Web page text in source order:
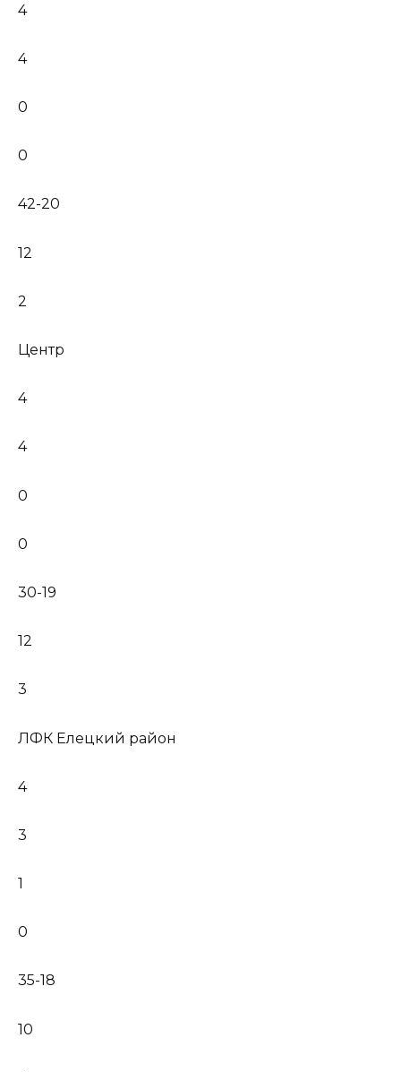
4
4
0
0
42-20
12
2
Центр
4
4
0
0
30-19
12
3
ЛФК Елецкий район
4
3
1
0
35-18
10